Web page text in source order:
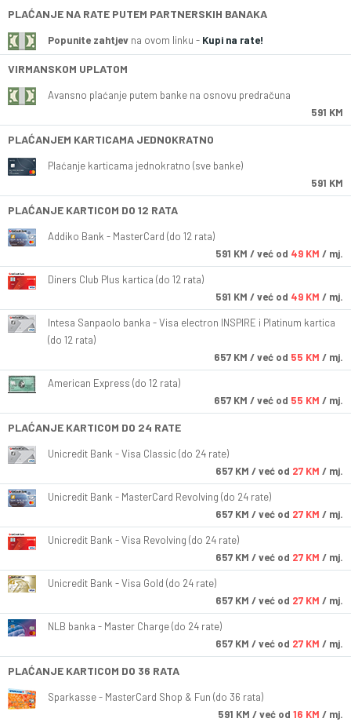
PLAĆANJE NA RATE PUTEM PARTNERSKIH BANAKA
Popunite zahtjev na ovom linku - Kupi na rate!
VIRMANSKOM UPLATOM
Avansno plaćanje putem banke na osnovu predračuna
591 KM
PLAĆANJEM KARTICAMA JEDNOKRATNO
Plaćanje karticama jednokratno (sve banke)
591 KM
PLAĆANJE KARTICOM DO 12 RATA
Addiko Bank - MasterCard (do 12 rata)
591 KM / već od 49 KM / mj.
Diners Club Plus kartica (do 12 rata)
591 KM / već od 49 KM / mj.
Intesa Sanpaolo banka - Visa electron INSPIRE i Platinum kartica
(do 12 rata)
657 KM / već od 55 KM / mj.
American Express (do 12 rata)
657 KM / već od 55 KM / mj.
PLAĆANJE KARTICOM DO 24 RATE
Unicredit Bank - Visa Classic (do 24 rate)
657 KM / već od 27 KM / mj.
Unicredit Bank - MasterCard Revolving (do 24 rate)
657 KM / već od 27 KM / mj.
Unicredit Bank - Visa Revolving (do 24 rate)
657 KM / već od 27 KM / mj.
Unicredit Bank - Visa Gold (do 24 rate)
657 KM / već od 27 KM / mj.
NLB banka - Master Charge (do 24 rate)
657 KM / već od 27 KM / mj.
PLAĆANJE KARTICOM DO 36 RATA
Sparkasse - MasterCard Shop & Fun (do 36 rata)
591 KM / već od 16 KM / mj.